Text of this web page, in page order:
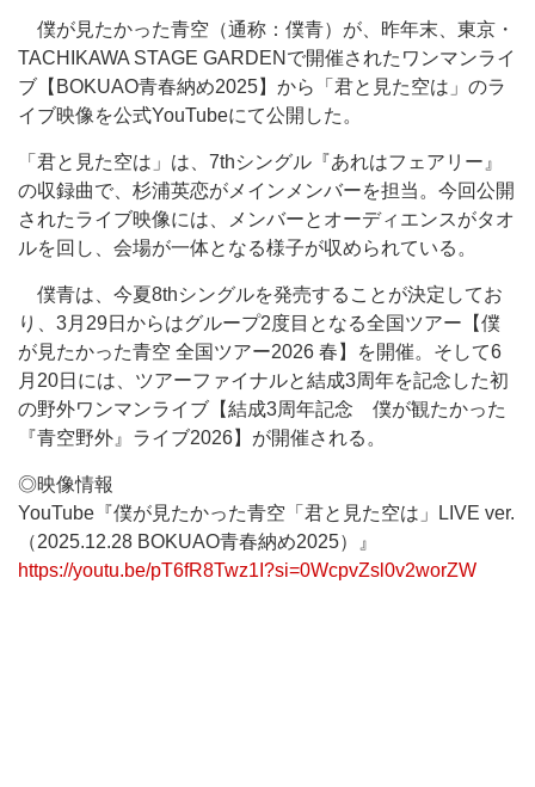
僕が見たかった青空（通称：僕青）が、昨年末、東京・
TACHIKAWA STAGE GARDENで開催されたワンマンライ
ブ【BOKUAO青春納め2025】から「君と見た空は」のラ
イブ映像を公式YouTubeにて公開した。
「君と見た空は」は、7thシングル『あれはフェアリー』
の収録曲で、杉浦英恋がメインメンバーを担当。今回公開
されたライブ映像には、メンバーとオーディエンスがタオ
ルを回し、会場が一体となる様子が収められている。
僕青は、今夏8thシングルを発売することが決定してお
り、3月29日からはグループ2度目となる全国ツアー【僕
が見たかった青空 全国ツアー2026 春】を開催。そして6
月20日には、ツアーファイナルと結成3周年を記念した初
の野外ワンマンライブ【結成3周年記念 僕が観たかった
『青空野外』ライブ2026】が開催される。
◎映像情報
YouTube『僕が見たかった青空「君と見た空は」LIVE ver.
（2025.12.28 BOKUAO青春納め2025）』
https://youtu.be/pT6fR8Twz1I?si=0WcpvZsl0v2worZW